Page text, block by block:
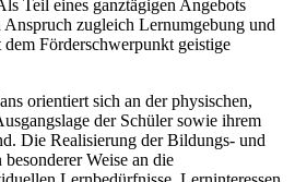
Teil eines ganztägigen Angebots
zugleich Lernumgebung und
Förderschwerpunkt geistige
orientiert sich an der physischen,
der Schüler sowie ihrem
Die Realisierung der Bildungs- und
Weise an die